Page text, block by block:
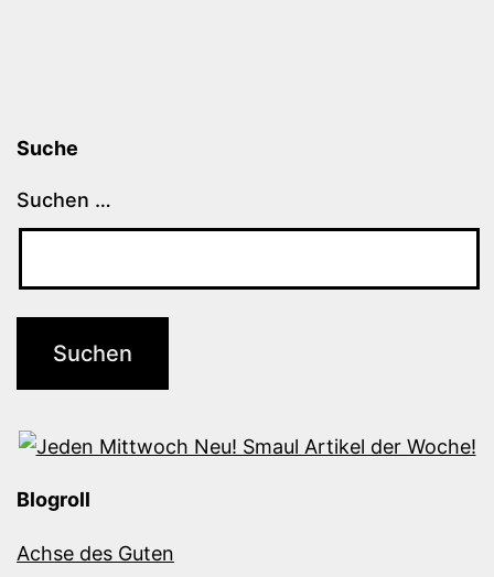
Suche
Suchen …
Blogroll
Achse des Guten